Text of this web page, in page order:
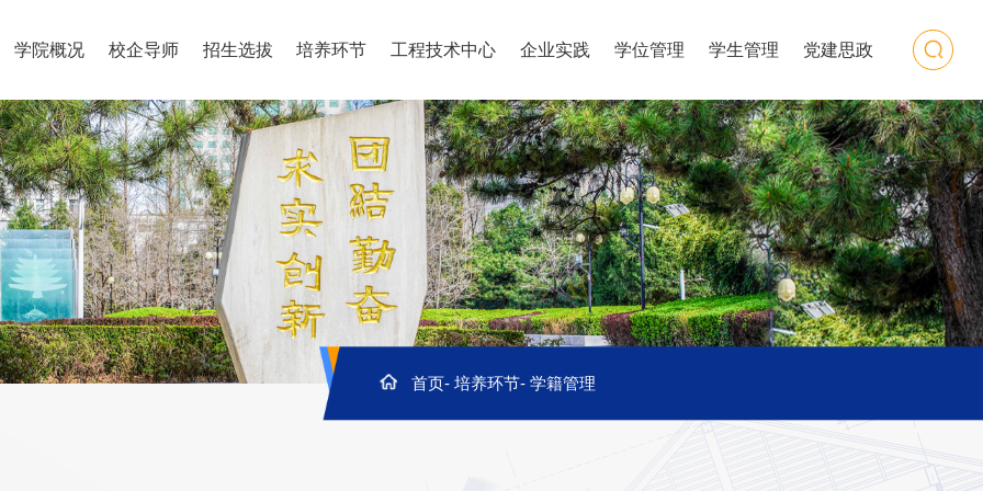
学院概况 校企导师 招生选拔 培养环节 工程技术中心 企业实践 学位管理 学生管理 党建思政
首页- 培养环节- 学籍管理